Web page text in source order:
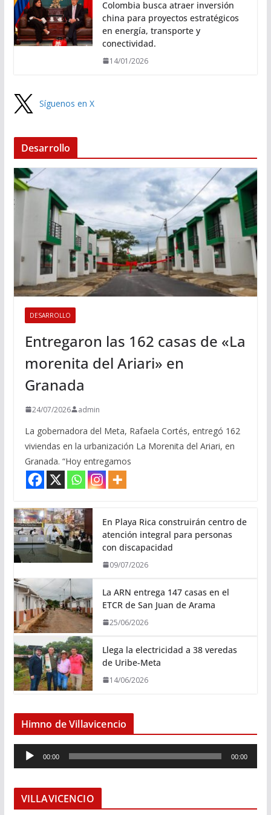
Colombia busca atraer inversión
china para proyectos estratégicos
en energía, transporte y
conectividad.
14/01/2026
Síguenos en X
Desarrollo
DESARROLLO
Entregaron las 162 casas de «La
morenita del Ariari» en
Granada
24/07/2026 admin
La gobernadora del Meta, Rafaela Cortés, entregó 162
viviendas en la urbanización La Morenita del Ariari, en
Granada. “Hoy entregamos
En Playa Rica construirán centro de
atención integral para personas
con discapacidad
09/07/2026
La ARN entrega 147 casas en el
ETCR de San Juan de Arama
25/06/2026
Llega la electricidad a 38 veredas
de Uribe-Meta
14/06/2026
Himno de Villavicencio
e
o
00:00 00:00
VILLAVICENCIO